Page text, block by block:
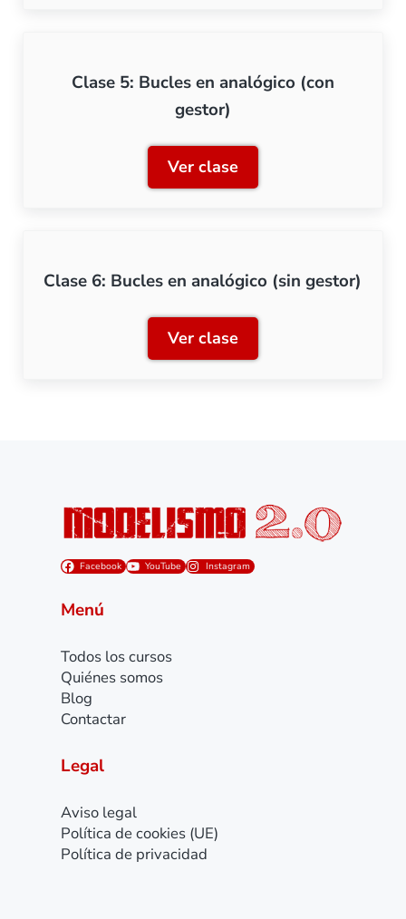
Clase 5: Bucles en analógico (con
gestor)
Ver claseClase 5: Bucles en
Clase 6: Bucles en analógico (sin gestor)
Ver claseClase 6: Bucles en
Facebook YouTube Instagram
Menú
Todos los cursos
Quiénes somos
Blog
Contactar
Legal
Aviso legal
Política de cookies (UE)
Política de privacidad